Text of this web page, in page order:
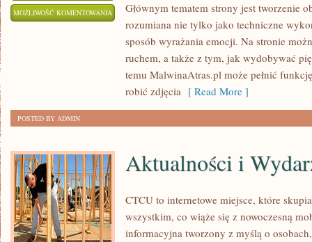
MOŻLIWOŚĆ KOMENTOWANIA PROJEKTY
KREATYWNE
TRIKI
Głównym tematem strony jest tworzenie
rozumiana nie tylko jako techniczne
sposób wyrażania emocji. Na stronie
ruchem, a także z tym, jak wydobywać
temu MalwinaAtras.pl może pełnić
robić zdjęcia [ Read More ]
POSTED BY ADMIN
Aktualności i
CTCU to internetowe miejsce, które
wszystkim, co wiąże się z nowoczesną
informacyjna tworzony z myślą o